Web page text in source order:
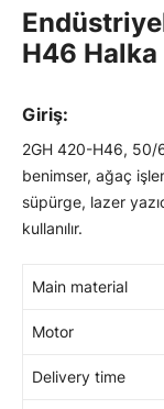
H46
Giriş:
2GH 420-H46, 50/
benimser, ağaç
süpürge, lazer
kullanılır.
Main material
Motor
Delivery time